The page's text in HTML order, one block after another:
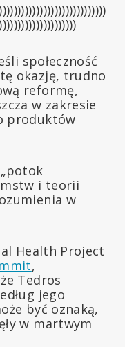
społeczność
okazję, trudno
reformę,
w zakresie
produktów
i teorii
w
Health Project
,
Tedros
jego
być oznaką,
w martwym